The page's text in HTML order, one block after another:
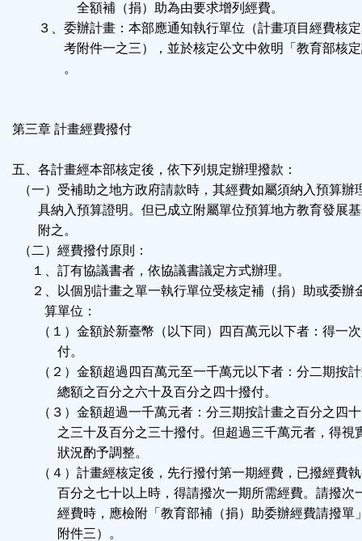
全額補（捐）助為由要求增列經費。
３、委辦計畫：本部應通知執行單位（計畫項目經費核定
考附件一之三），並於核定公文中敘明「教育部核定
。
第三章 計畫經費撥付
五、各計畫經本部核定後，依下列規定辦理撥款：
（一）受補助之地方政府請款時，其經費如屬須納入預算辦
具納入預算證明。但已成立附屬單位預算地方教育發展
附之。
（二）經費撥付原則：
１、訂有協議書者，依協議書議定方式辦理。
２、以個別計畫之單一執行單位受核定補（捐）助或委辦
算單位：
（１）金額於新臺幣（以下同）四百萬元以下者：得一
付。
（２）金額超過四百萬元至一千萬元以下者：分二期按
總額之百分之六十及百分之四十撥付。
（３）金額超過一千萬元者：分三期按計畫之百分之四
之三十及百分之三十撥付。但超過三千萬元者，得視
狀況酌予調整。
（４）計畫經核定後，先行撥付第一期經費，已撥經費
百分之七十以上時，得請撥次一期所需經費。請撥次
經費時，應檢附「教育部補（捐）助委辦經費請撥單
附件三）。